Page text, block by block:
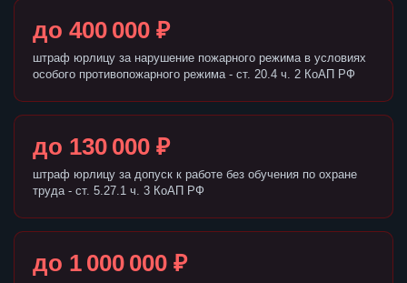
до 400 000 ₽
штраф юрлицу за нарушение пожарного режима в условиях
особого противопожарного режима - ст. 20.4 ч. 2 КоАП РФ
до 130 000 ₽
штраф юрлицу за допуск к работе без обучения по охране
труда - ст. 5.27.1 ч. 3 КоАП РФ
до 1 000 000 ₽